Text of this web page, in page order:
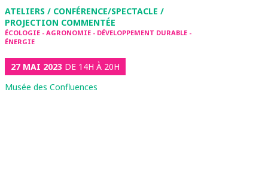
ATELIERS / CONFÉRENCE/SPECTACLE /
PROJECTION COMMENTÉE
ÉCOLOGIE - AGRONOMIE - DÉVELOPPEMENT DURABLE -
ÉNERGIE
27 MAI 2023 DE 14H À 20H
Musée des Confluences